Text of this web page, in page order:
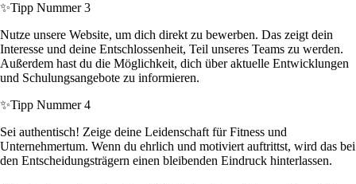
✨Tipp Nummer 3
Nutze unsere Website, um dich direkt zu bewerben. Das zeigt dein
Interesse und deine Entschlossenheit, Teil unseres Teams zu werden.
Außerdem hast du die Möglichkeit, dich über aktuelle Entwicklungen
und Schulungsangebote zu informieren.
✨Tipp Nummer 4
Sei authentisch! Zeige deine Leidenschaft für Fitness und
Unternehmertum. Wenn du ehrlich und motiviert auftrittst, wird das bei
den Entscheidungsträgern einen bleibenden Eindruck hinterlassen.